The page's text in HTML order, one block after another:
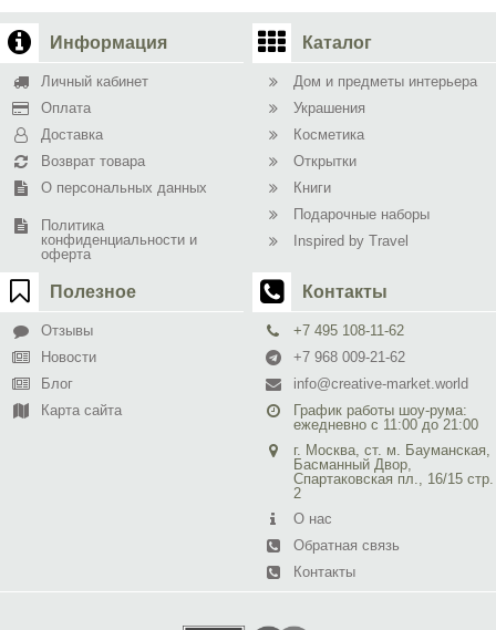
Информация
Личный кабинет
Оплата
Доставка
Возврат товара
О персональных данных
Политика
конфиденциальности и
оферта
Каталог
Дом и предметы интерьера
Украшения
Косметика
Открытки
Книги
Подарочные наборы
Inspired by Travel
Полезное
Отзывы
Новости
Блог
Карта сайта
Контакты
+7 495 108-11-62
+7 968 009-21-62
info@creative-market.world
График работы шоу-рума:
ежедневно с 11:00 до 21:00
г. Москва, ст. м. Бауманская,
Басманный Двор,
Спартаковская пл., 16/15 стр.
2
О нас
Обратная связь
Контакты